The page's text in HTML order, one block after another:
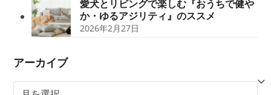
愛犬とリビングで楽しむ『おうちで健や
か・ゆるアジリティ』のススメ
2026年2月27日
アーカイブ